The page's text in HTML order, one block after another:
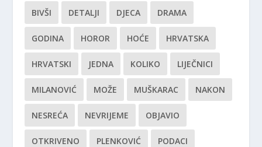
BIVŠI DETALJI DJECA DRAMA
GODINA HOROR HOĆE HRVATSKA
HRVATSKI JEDNA KOLIKO LIJEČNICI
MILANOVIĆ MOŽE MUŠKARAC NAKON
NESREĆA NEVRIJEME OBJAVIO
OTKRIVENO PLENKOVIĆ PODACI